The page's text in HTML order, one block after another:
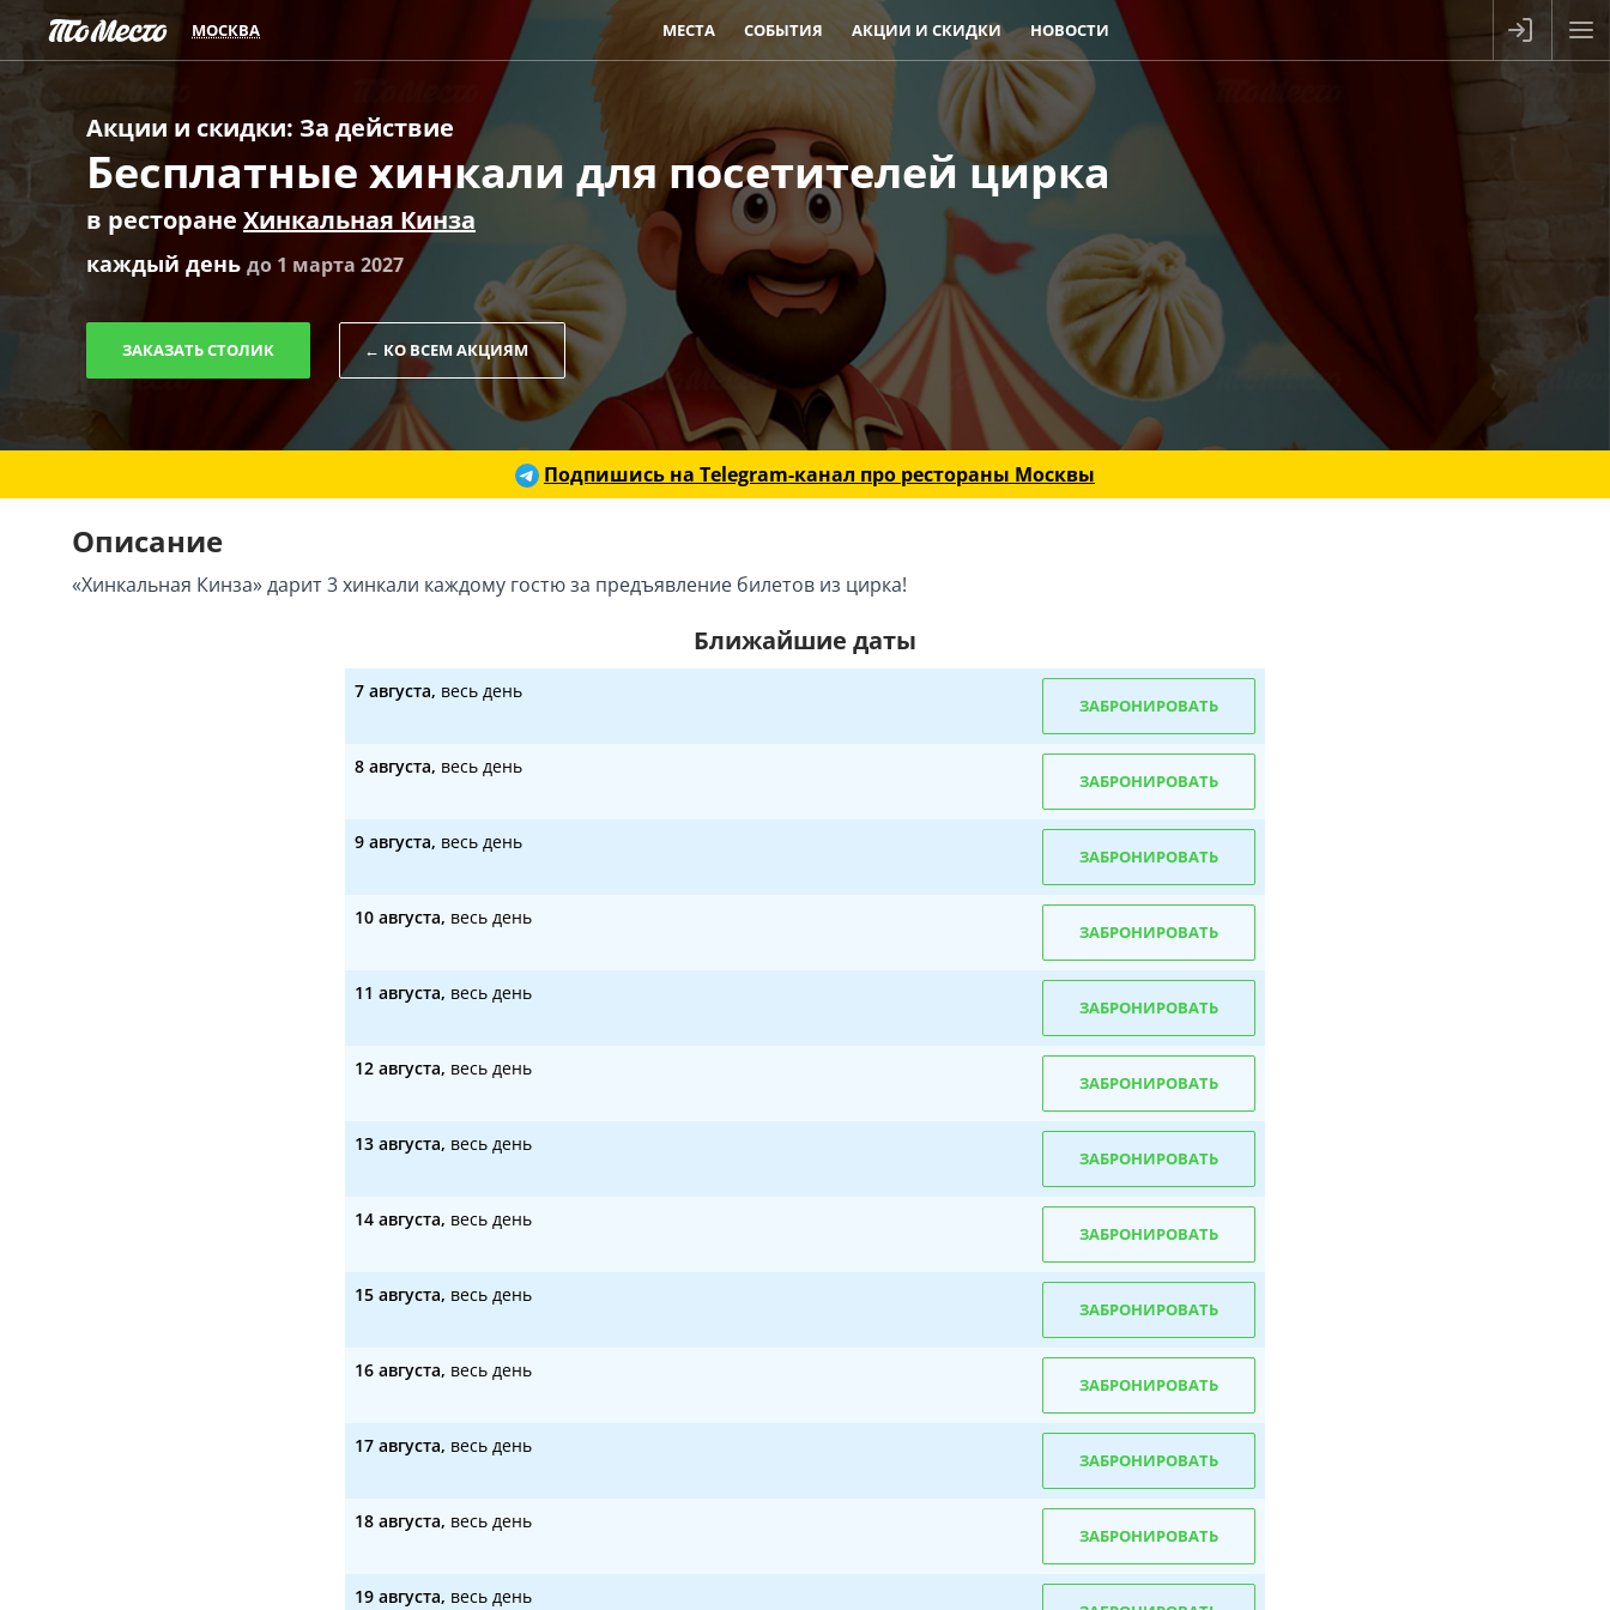
МОСКВА МЕСТА СОБЫТИЯ АКЦИИ И СКИДКИ НОВОСТИ
Акции и скидки: За действие
Бесплатные хинкали для посетителей цирка
в ресторане Хинкальная Кинза
каждый день до 1 марта 2027
ЗАКАЗАТЬ СТОЛИК ← КО ВСЕМ АКЦИЯМ
Подпишись на Telegram-канал про рестораны Москвы
Описание
«Хинкальная Кинза» дарит 3 хинкали каждому гостю за предъявление билетов из цирка!
Ближайшие даты
7 августа, весь день
ЗАБРОНИРОВАТЬ
8 августа, весь день
ЗАБРОНИРОВАТЬ
9 августа, весь день
ЗАБРОНИРОВАТЬ
10 августа, весь день
ЗАБРОНИРОВАТЬ
11 августа, весь день
ЗАБРОНИРОВАТЬ
12 августа, весь день
ЗАБРОНИРОВАТЬ
13 августа, весь день
ЗАБРОНИРОВАТЬ
14 августа, весь день
ЗАБРОНИРОВАТЬ
15 августа, весь день
ЗАБРОНИРОВАТЬ
16 августа, весь день
ЗАБРОНИРОВАТЬ
17 августа, весь день
ЗАБРОНИРОВАТЬ
18 августа, весь день
ЗАБРОНИРОВАТЬ
19 августа, весь день